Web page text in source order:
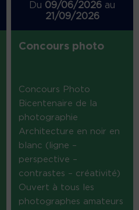
Du 09/06/2026 au
21/09/2026
Concours photo
Concours Photo
Bicentenaire de la
photographie
Architecture en noir en
blanc (ligne –
perspective –
contrastes – créativité)
Ouvert à tous les
photographes amateurs